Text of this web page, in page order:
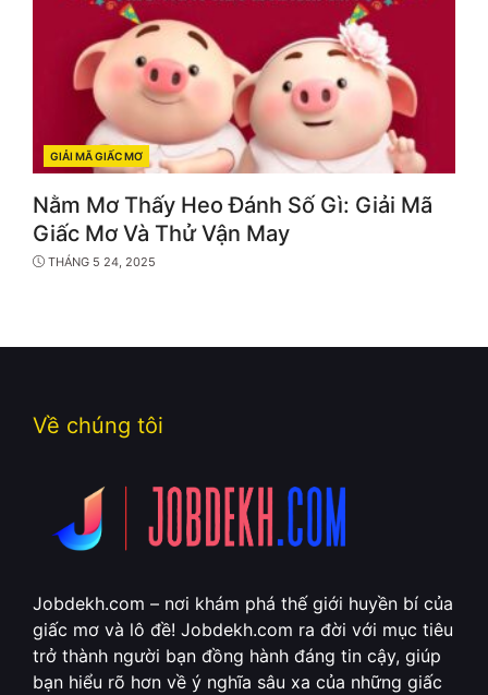
CATEGORIES
GIẢI MÃ GIẤC MƠ
Nằm Mơ Thấy Heo Đánh Số Gì: Giải Mã
Giấc Mơ Và Thử Vận May
THÁNG 5 24, 2025
Về chúng tôi
Jobdekh.com – nơi khám phá thế giới huyền bí của
giấc mơ và lô đề! Jobdekh.com ra đời với mục tiêu
trở thành người bạn đồng hành đáng tin cậy, giúp
bạn hiểu rõ hơn về ý nghĩa sâu xa của những giấc